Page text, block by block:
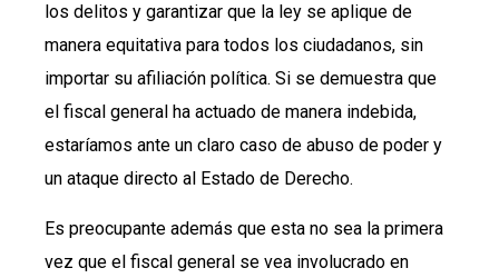
los delitos y garantizar que la ley se aplique de
manera equitativa para todos los ciudadanos, sin
importar su afiliación política. Si se demuestra que
el fiscal general ha actuado de manera indebida,
estaríamos ante un claro caso de abuso de poder y
un ataque directo al Estado de Derecho.
Es preocupante además que esta no sea la primera
vez que el fiscal general se vea involucrado en